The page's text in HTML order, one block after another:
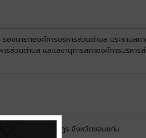
องนายกองค์การบริหารส่วนตำบล ประธานสภ
ส่วนตำบล และเลขานุการสภาองค์การบริหาร
มาชิกสภาผู้แทนราษฎร จังหวัดขอนแก่น